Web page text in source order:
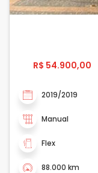
R$ 54.900,00
2019/2019
Manual
Flex
88.000 km